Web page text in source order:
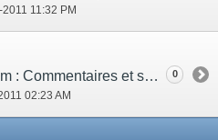
11:32 PM
Bienvenue sur le forum : Commentaires et suggestions !
02:23 AM
0